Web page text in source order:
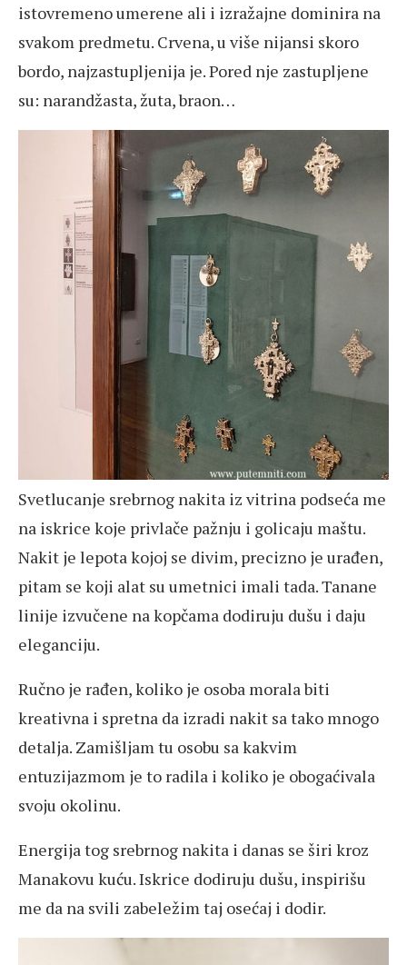
istovremeno umerene ali i izražajne dominira na
svakom predmetu. Crvena, u više nijansi skoro
bordo, najzastupljenija je. Pored nje zastupljene
su: narandžasta, žuta, braon…
Svetlucanje srebrnog nakita iz vitrina podseća me
na iskrice koje privlače pažnju i golicaju maštu.
Nakit je lepota kojoj se divim, precizno je urađen,
pitam se koji alat su umetnici imali tada. Tanane
linije izvučene na kopčama dodiruju dušu i daju
eleganciju.
Ručno je rađen, koliko je osoba morala biti
kreativna i spretna da izradi nakit sa tako mnogo
detalja. Zamišljam tu osobu sa kakvim
entuzijazmom je to radila i koliko je obogaćivala
svoju okolinu.
Energija tog srebrnog nakita i danas se širi kroz
Manakovu kuću. Iskrice dodiruju dušu, inspirišu
me da na svili zabeležim taj osećaj i dodir.